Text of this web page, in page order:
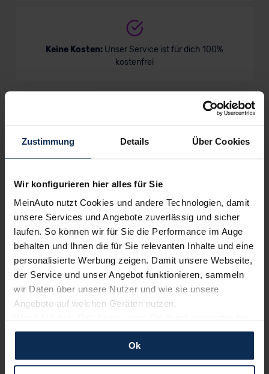
Zustimmung Details Über Cookies
Wir konfigurieren hier alles für Sie
MeinAuto nutzt Cookies und andere Technologien, damit
unsere Services und Angebote zuverlässig und sicher
laufen. So können wir für Sie die Performance im Auge
behalten und Ihnen die für Sie relevanten Inhalte und eine
personalisierte Werbung zeigen. Damit unsere Webseite,
der Service und unser Angebot funktionieren, sammeln
wir Daten über unsere Nutzer und wie sie unsere
Angebote auf welchen Geräten nutzen.
und erlauben uns Cookies für unseren Service zu
verwenden und diese Daten an Dritte weiterzugeben,
etwa an unsere Marketingpartner. Falls Sie dem nicht
Ok
Keine Kosten: Unser Service ist für dich 100%
kostenfrei
Wir sind stolz auf eine hohe
dadurch ihr Wunschauto zum Top-Rabatt erhalten und
bewerten unsere Arbeit positiv.
Sehen Sie sich unsere Bewertungen an: